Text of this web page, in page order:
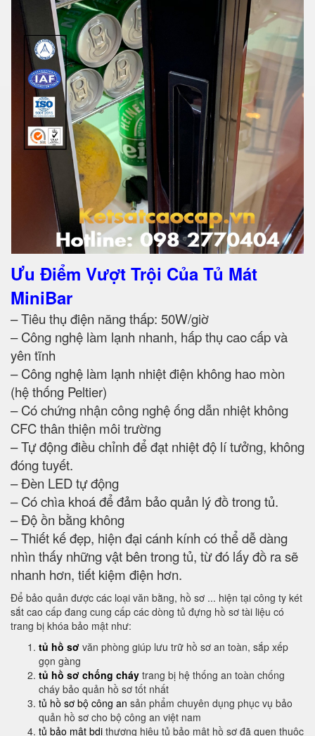
Ưu Điểm Vượt Trội Của Tủ Mát
MiniBar
– Tiêu thụ điện năng thấp: 50W/giờ
– Công nghệ làm lạnh nhanh, hấp thụ cao cấp và
yên tĩnh
– Công nghệ làm lạnh nhiệt điện không hao mòn
(hệ thống Peltier)
– Có chứng nhận công nghệ ống dẫn nhiệt không
CFC thân thiện môi trường
– Tự động điều chỉnh để đạt nhiệt độ lí tưởng, không
đóng tuyết.
– Đèn LED tự động
– Có chìa khoá để đảm bảo quản lý đồ trong tủ.
– Độ ồn bằng không
– Thiết kế đẹp, hiện đại cánh kính có thể dễ dàng
nhìn thấy những vật bên trong tủ, từ đó lấy đồ ra sẽ
nhanh hơn, tiết kiệm điện hơn.
Để bảo quản được các loại văn bằng, hồ sơ ... hiện tại công ty két
sắt cao cấp đang cung cấp các dòng tủ đựng hồ sơ tài liệu có
trang bị khóa bảo mật như:
tủ hồ sơ văn phòng giúp lưu trữ hồ sơ an toàn, sắp xếp
gọn gàng
tủ hồ sơ chống cháy trang bị hệ thống an toàn chống
cháy bảo quản hồ sơ tốt nhất
tủ hồ sơ bộ công an sản phẩm chuyên dụng phục vụ bảo
quản hồ sơ cho bộ công an việt nam
tủ bảo mật bdi thương hiệu tủ bảo mật hồ sơ đã quen thuộc